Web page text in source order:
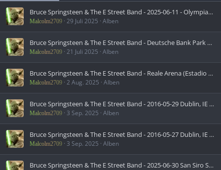
Bruce Springsteen & The E Street Band - 2025-06-11 - Olympiastadion, Berlin, DEU (2025)
Malcolm2709 29 Juli 2025 Alben
Bruce Springsteen & The E Street Band - Deutsche Bank Park Frankfurt, DE, June 18, 2025 (2025)
Malcolm2709 21 Juli 2025 Alben
Bruce Springsteen & The E Street Band - Reale Arena (Estadio Anoeta) San Sebastian, ESP, June 21, 2025 (2025)
Malcolm2709 2 Aug. 2025 Alben
Bruce Springsteen & The E Street Band - 2016-05-29 Dublin, IE (2016)
Malcolm2709 3 Sep. 2025 Alben
Bruce Springsteen & The E Street Band - 2016-05-27 Dublin, IE (2016)
Malcolm2709 3 Sep. 2025 Alben
Bruce Springsteen & The E Street Band - 2025-06-30 San Siro Stadium, Milan, Italy (2025)